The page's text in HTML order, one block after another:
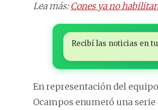
Lea más:Cones ya no
Recibí las noticias en
En representación del
Ocampos enumeró una